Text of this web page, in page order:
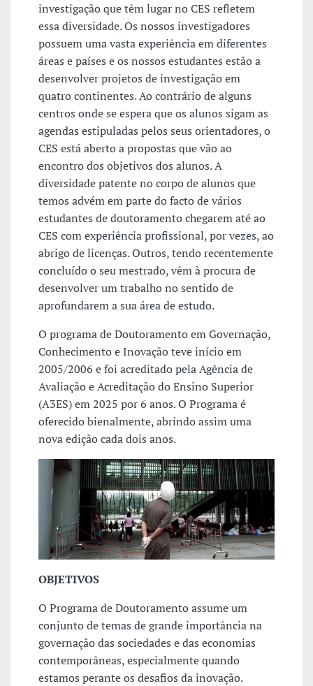
investigação que têm lugar no CES refletem
essa diversidade. Os nossos investigadores
possuem uma vasta experiência em diferentes
áreas e países e os nossos estudantes estão a
desenvolver projetos de investigação em
quatro continentes. Ao contrário de alguns
centros onde se espera que os alunos sigam as
agendas estipuladas pelos seus orientadores, o
CES está aberto a propostas que vão ao
encontro dos objetivos dos alunos. A
diversidade patente no corpo de alunos que
temos advém em parte do facto de vários
estudantes de doutoramento chegarem até ao
CES com experiência profissional, por vezes, ao
abrigo de licenças. Outros, tendo recentemente
concluído o seu mestrado, vêm à procura de
desenvolver um trabalho no sentido de
aprofundarem a sua área de estudo.
O programa de Doutoramento em Governação,
Conhecimento e Inovação teve início em
2005/2006 e foi acreditado pela Agência de
Avaliação e Acreditação do Ensino Superior
(A3ES) em 2025 por 6 anos. O Programa é
oferecido bienalmente, abrindo assim uma
nova edição cada dois anos.
OBJETIVOS
O Programa de Doutoramento assume um
conjunto de temas de grande importância na
governação das sociedades e das economias
contemporâneas, especialmente quando
estamos perante os desafios da inovação.